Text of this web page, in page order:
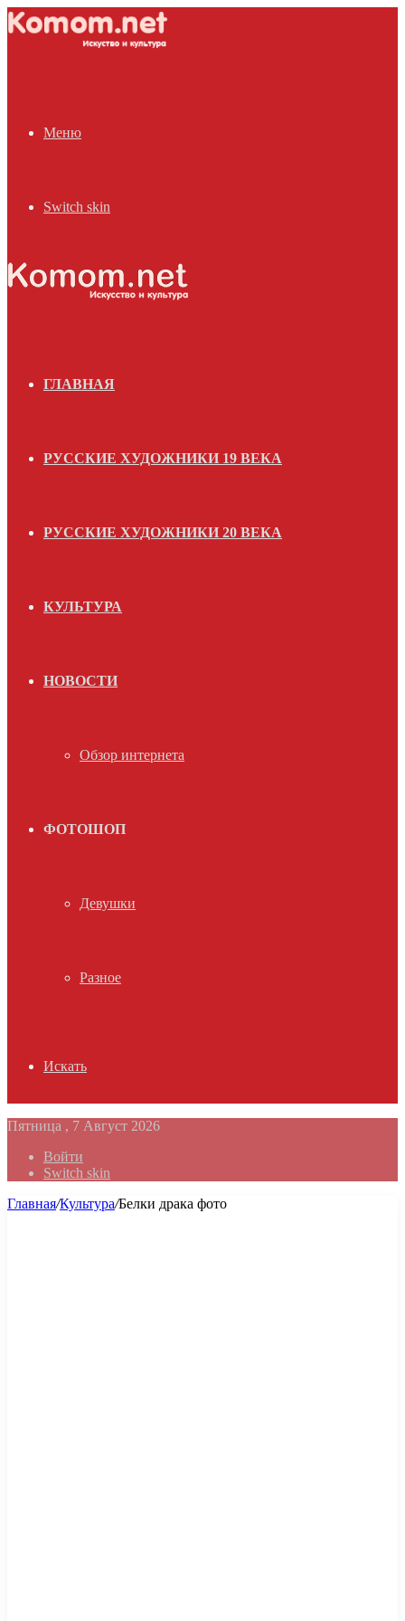
Меню
Switch skin
ГЛАВНАЯ
РУССКИЕ ХУДОЖНИКИ 19 ВЕКА
РУССКИЕ ХУДОЖНИКИ 20 ВЕКА
КУЛЬТУРА
НОВОСТИ
Обзор интернета
ФОТОШОП
Девушки
Разное
Искать
Пятница , 7 Август 2026
Войти
Switch skin
Главная/Культура/Белки драка фото